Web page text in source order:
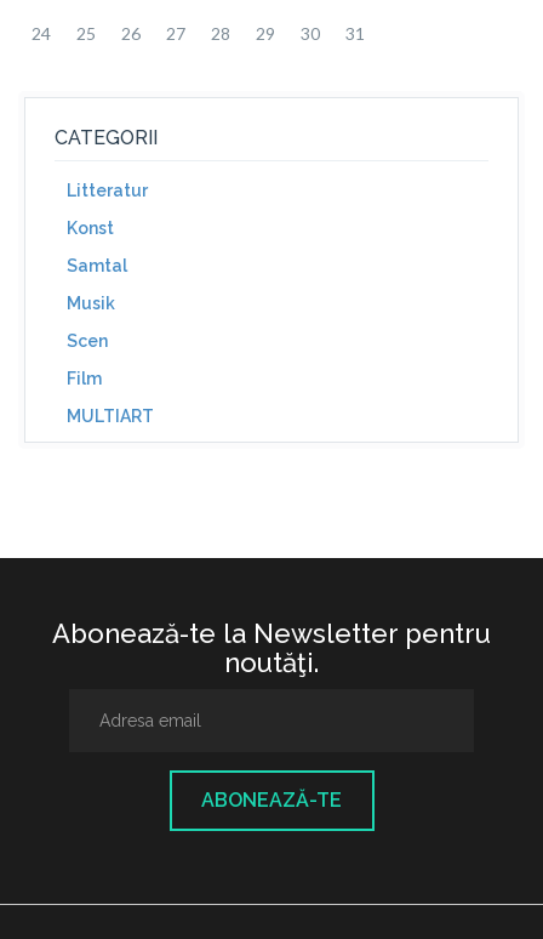
24 25 26 27 28 29 30 31
CATEGORII
Litteratur
Konst
Samtal
Musik
Scen
Film
MULTIART
Abonează-te la Newsletter pentru
noutăţi.
ABONEAZĂ-TE